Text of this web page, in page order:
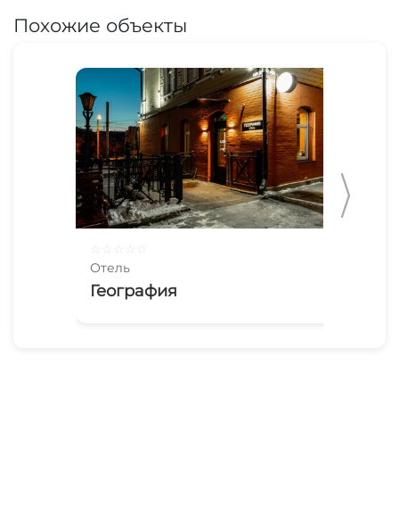
Похожие объекты
Отель
География